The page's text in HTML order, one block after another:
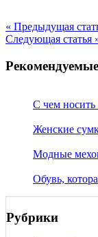
« Предыдущая
Следующая статья
С чем
Женские
Модные
Обувь,
Рубрики